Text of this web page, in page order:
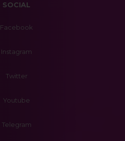
SOCIAL
Facebook
Instagram
Twitter
Youtube
Telegram